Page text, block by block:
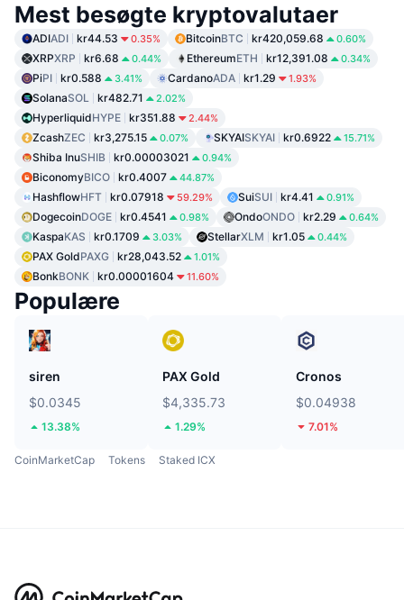
Mest besøgte kryptovalutaer
ADIADI kr44.53 0.35% BitcoinBTC kr420,059.68 0.60%
XRPXRP kr6.68 0.44% EthereumETH kr12,391.08 0.34%
PiPI kr0.588 3.41% CardanoADA kr1.29 1.93%
SolanaSOL kr482.71 2.02%
HyperliquidHYPE kr351.88 2.44%
ZcashZEC kr3,275.15 0.07% SKYAISKYAI kr0.6922 15.71%
Shiba InuSHIB kr0.00003021 0.94%
BiconomyBICO kr0.4007 44.87%
HashflowHFT kr0.07918 59.29% SuiSUI kr4.41 0.91%
DogecoinDOGE kr0.4541 0.98% OndoONDO kr2.29 0.64%
KaspaKAS kr0.1709 3.03% StellarXLM kr1.05 0.44%
PAX GoldPAXG kr28,043.52 1.01%
BonkBONK kr0.00001604 11.60%
Populære
siren
$0.0345
13.38%
PAX Gold
$4,335.73
1.29%
Cronos
$0.04938
7.01%
CoinMarketCap Tokens Staked ICX